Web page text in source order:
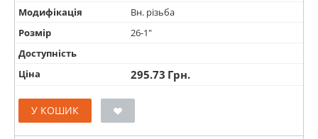
Модифікація
Вн. різьба
Розмір
26-1"
Доступність
Ціна
295.73 Грн.
У КОШИК